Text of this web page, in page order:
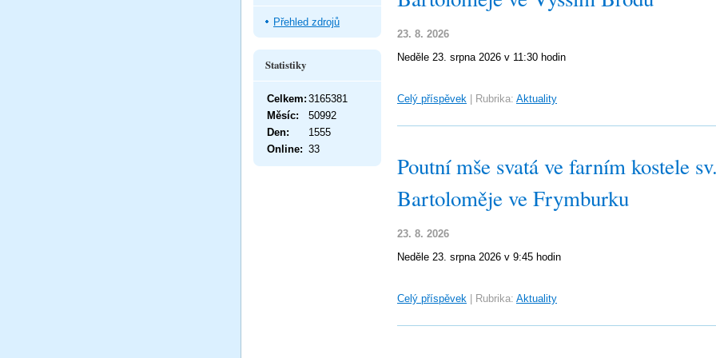
23. 8. 2026
Neděle 23. srpna 2026 v 11:30 hodin
Celý příspěvek Rubrika: Aktuality
Poutní mše svatá ve farním kostele
Bartoloměje ve Frymburku
23. 8. 2026
Neděle 23. srpna 2026 v 9:45 hodin
Celý příspěvek Rubrika: Aktuality
Přehled zdrojů
Statistiky
Online: 33
Celkem: 3165381
Měsíc:
50992
Den:
1555